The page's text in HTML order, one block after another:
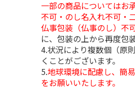
一部の商品についてはお
不可・のし名入れ不可・
仏事包装（仏事のし）不可
に、包装の上から再度包
4.状況により複数個（原
くことがございます。
5.地球環境に配慮し、簡
をお願いいたします。